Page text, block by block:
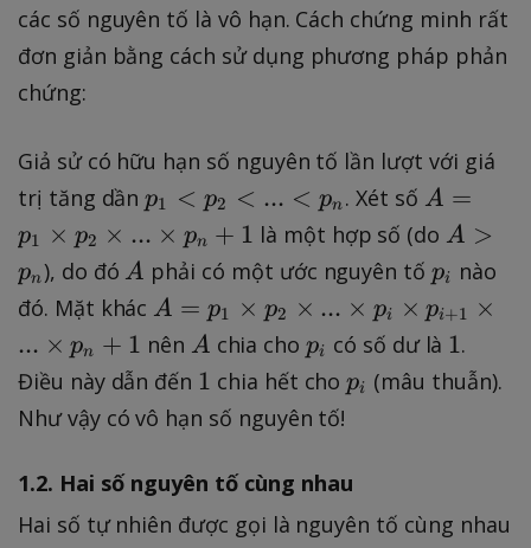
các số nguyên tố là vô hạn. Cách chứng minh rất
đơn giản bằng cách sử dụng phương pháp phản
chứng:
Giả sử có hữu hạn số nguyên tố lần lượt với giá
trị tăng dầnp
<
p
_
2
<
.
<
p
p1 < p2 < ... < pn . Xét số A
=
p
_
1
\
ti
_
A =
p1 × p2 × ... × pn + 1 là một hợp số (do A
>
_
n
A >
pn), do đó A
A phải có một ước nguyên tố p
_
i
pi
nào
đó. Mặt khác A
=
p
_
1
ti
m
A = p1 × p2 × ... × pi × pi+1 ×
... × pn + 1 nên A
A chia chop
_
pi có số dư là 1
1.
Điều này dẫn đến 1
1 chia hết chop
pi (mâu thuẫn).
Như vậy có vô hạn số nguyên tố!
1.2. Hai số nguyên tố cùng nhau
Hai số tự nhiên được gọi là nguyên tố cùng nhau